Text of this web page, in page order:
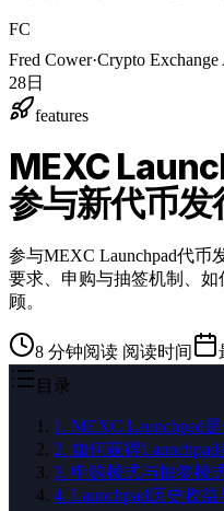
FC
Fred Cower·Crypto Exchange
28日
features
MEXC
参与新代币发
参与MEXC Launchpad代
要求、申购与抽签机制、
顾。
8 分钟阅读 阅读时间
目录
1 . MEXC Launchpad
2. 如何获得
3. 申购模式与抽签模
4. Launchpad历史收